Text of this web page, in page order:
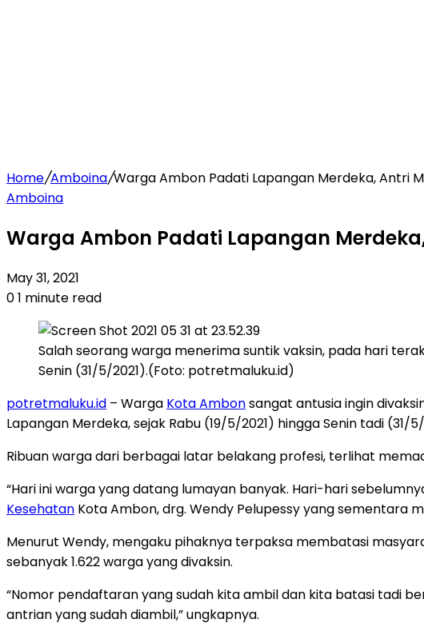
Home/Amboina/Warga Ambon Padati Lapangan Merdeka, Antri
Amboina
Warga Ambon Padati Lapangan
May 31, 2021
01 minute read
Salah seorang warga menerima suntik vaksin, pada hari
Senin (31/5/2021).(Foto: potretmaluku.id)
potretmaluku.id – Warga Kota Ambonsangat antusia ingin
Lapangan Merdeka, sejak Rabu (19/5/2021) hingga Senin tadi (31/
Ribuan warga dari berbagai latar belakang profesi, terlihat
“Hari ini warga yang datang lumayan banyak. Hari-hari
Kesehatan Kota Ambon, drg. Wendy Pelupessy yang sementara
Menurut Wendy, mengaku pihaknya terpaksa membatasi
sebanyak 1.622 warga yang divaksin.
“Nomor pendaftaran yang sudah kita ambil dan kita batasi tadi
antrian yang sudah diambil,” ungkapnya.